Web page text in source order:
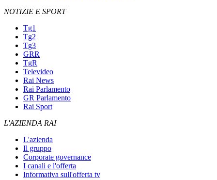
NOTIZIE E SPORT
Tg1
Tg2
Tg3
GRR
TgR
Televideo
Rai News
Rai Parlamento
GR Parlamento
Rai Sport
L'AZIENDA RAI
L'azienda
Il gruppo
Corporate governance
I canali e l'offerta
Informativa sull'offerta tv